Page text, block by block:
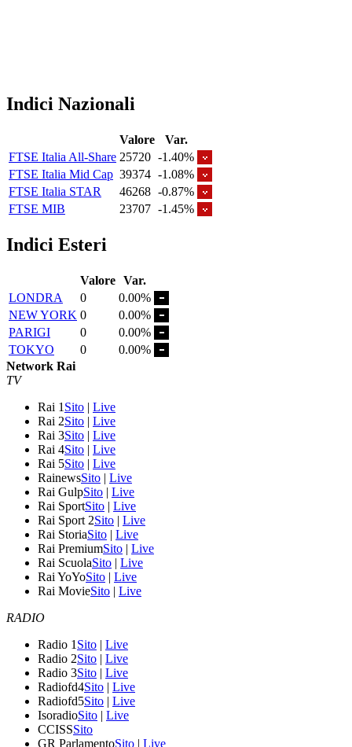
Indici Nazionali
Valore
Var.
FTSE Italia All-Share 25720 -1.40%
FTSE Italia Mid Cap 39374 -1.08%
FTSE Italia STAR
46268 -0.87%
FTSE MIB
23707 -1.45%
Indici Esteri
Valore Var.
LONDRA
0
0.00%
NEW YORK 0
0.00%
PARIGI
0
0.00%
TOKYO
0
0.00%
Network Rai
TV
Rai 1 Sito | Live
Rai 2Sito | Live
Rai 3Sito | Live
Rai 4Sito | Live
Rai 5Sito | Live
RainewsSito | Live
Rai GulpSito | Live
Rai SportSito | Live
Rai Sport 2Sito | Live
Rai StoriaSito | Live
Rai PremiumSito | Live
Rai ScuolaSito | Live
Rai YoYoSito | Live
Rai MovieSito | Live
RADIO
Radio 1 Sito | Live
Radio 2Sito | Live
Radio 3Sito | Live
Radiofd4Sito | Live
Radiofd5Sito | Live
IsoradioSito | Live
CCISSSito
GR ParlamentoSito | Live